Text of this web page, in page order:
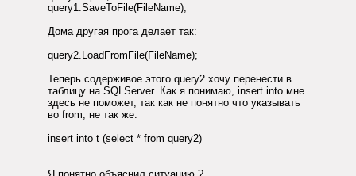
query1.SaveToFile(FileName);
Дома другая прога делает так:
query2.LoadFromFile(FileName);
Теперь содерживое этого query2 хочу перенести в
таблицу на SQLServer. Как я понимаю, insert into мне
здесь не поможет, так как не понятно что указывать
во from, не так же:
insert into t (select * from query2)